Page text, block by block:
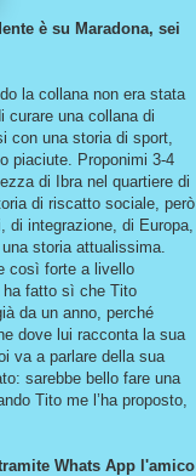
è su Maradona, sei
la collana non era stata
curare una collana di
con una storia di sport,
piaciute. Proponimi 3-4
di Ibra nel quartiere di
di riscatto sociale, però
di integrazione, di Europa,
storia attualissima.
così forte a livello
fatto sì che Tito
da un anno, perché
dove lui racconta la sua
va a parlare della sua
sarebbe bello fare una
Tito me l’ha proposto,
Whats App l'amico